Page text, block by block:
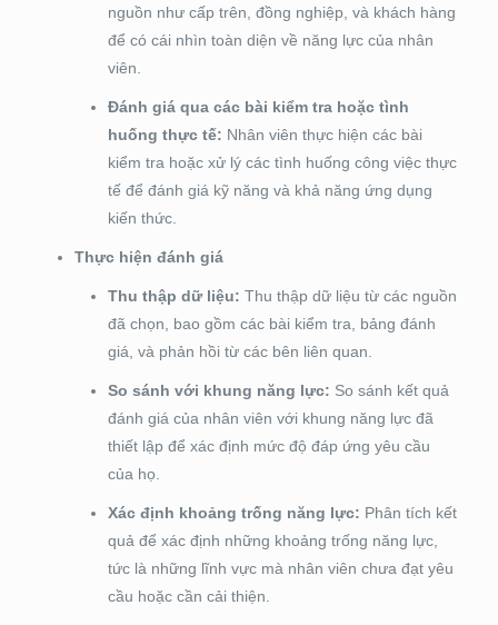
nguồn như cấp trên, đồng nghiệp, và khách hàng
để có cái nhìn toàn diện về năng lực của nhân
viên.
Đánh giá qua các bài kiểm tra hoặc tình
huống thực tế: Nhân viên thực hiện các bài
kiểm tra hoặc xử lý các tình huống công việc thực
tế để đánh giá kỹ năng và khả năng ứng dụng
kiến thức.
Thực hiện đánh giá
Thu thập dữ liệu: Thu thập dữ liệu từ các nguồn
đã chọn, bao gồm các bài kiểm tra, bảng đánh
giá, và phản hồi từ các bên liên quan.
So sánh với khung năng lực: So sánh kết quả
đánh giá của nhân viên với khung năng lực đã
thiết lập để xác định mức độ đáp ứng yêu cầu
của họ.
Xác định khoảng trống năng lực: Phân tích kết
quả để xác định những khoảng trống năng lực,
tức là những lĩnh vực mà nhân viên chưa đạt yêu
cầu hoặc cần cải thiện.